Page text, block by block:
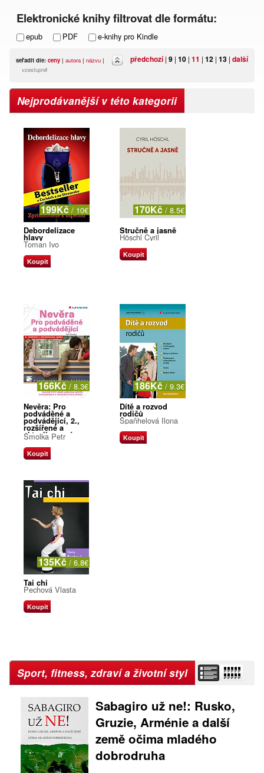
Elektronické knihy filtrovat dle formátu:
epub PDF e-knihy pro Kindle
předchozí| 9 | 10 | 11 | 12 | 13 | další
seřadit dle: ceny | autora | názvu |
vzestupně
Nejprodávanější v této kategorii
199Kč / 10€
Debordelizace
hlavy
Toman Ivo
Koupit
170Kč / 8.5€
Stručně a jasně
Höschl Cyril
Koupit
166Kč / 8.3€
Nevěra: Pro
podváděné a
podvádějící, 2.,
rozšířené a
aktualizované
vydání
Šmolka Petr
Koupit
186Kč / 9.3€
Dítě a rozvod
rodičů
Špaňhelová Ilona
Koupit
135Kč / 6.8€
Tai chi
Pechová Vlasta
Koupit
Sport, fitness, zdraví a životní styl
Sabagiro už ne!: Rusko,
Gruzie, Arménie a další
země očima mladého
dobrodruha